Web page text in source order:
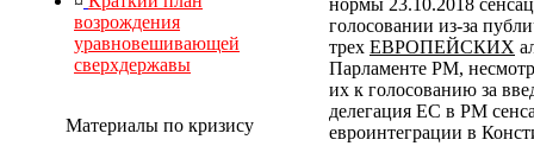
возрождения
уравновешивающей
сверхдержавы
Материалы по кризису
нормы 23.10.2018
голосовании из-за
трех ЕВРОПЕЙСКИХ
Парламенте РМ,
их к голосованию за
делегация ЕС в РМ
евроинтеграции в